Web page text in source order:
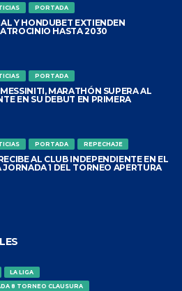
PORTADA
Y HONDUBET EXTIENDEN
HASTA 2030
PORTADA
MARATHÓN SUPERA AL
EN SU DEBUT EN PRIMERA
PORTADA REPECHAJE
AL CLUB INDEPENDIENTE EN EL
JORNADA 1 DEL TORNEO APERTURA
LA LIGA
8 TORNEO CLAUSURA